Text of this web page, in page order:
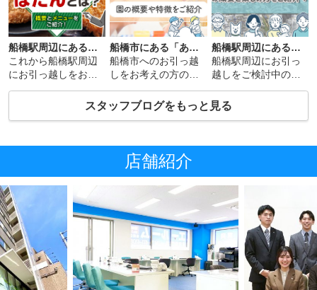
船橋駅周辺にある「家庭料理．ぼたん」とは？概要とメニューをご紹介！
これから船橋駅周辺
にお引っ越しをお考
周辺に魅力的な飲食
店がないかを重視す
船橋市にある「あまねの杜保育園」の魅力とは？園の概要や特徴をご紹介
船橋市へのお引っ越
しをお考えの方のな
の方もいらっしゃる
かと思います。とく
船橋駅周辺にある「天沼弁天池公園」の概要と楽しみ方をご紹介！
船橋駅周辺にお引っ
越しをご検討中の方
にも注目してみては
いかがでしょうか。
スタッフブログをもっと見る
店舗紹介